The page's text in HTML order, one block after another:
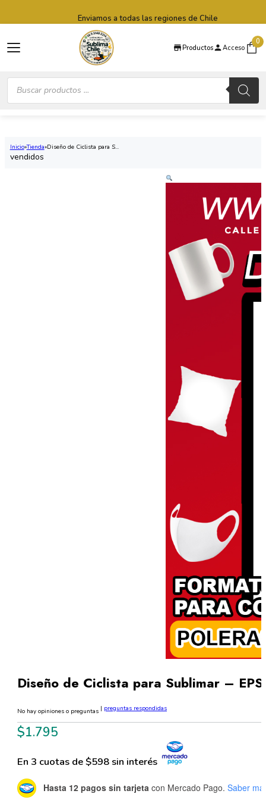
Productos Acceso
0
Búsqueda
productos
Enviamos a todas las regiones de Chile
Inicio Tienda Diseño de Ciclista para S...
vendidos
Diseño de Ciclista para Sublimar – EPS
No hay opiniones o preguntas | preguntas respondidas
$1.795
En 3 cuotas de $598 sin interés
Hasta 12 pagos sin tarjeta con Mercado Pago. Saber